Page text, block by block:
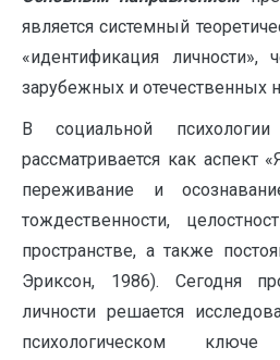
является системный
«идентификация личности»,
зарубежных и отечественных
В социальной
рассматривается как аспект
переживание и
тождественности,
пространстве, а также
Эриксон, 1986). Сегодня
личности решается
психологическом ключе